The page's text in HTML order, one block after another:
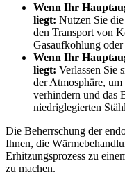
Wenn Ihr
liegt: Nutzen Sie
den Transport von
Gasaufkohlung
Wenn Ihr
liegt: Verlassen Sie
der Atmosphäre,
verhindern und das
niedriglegierten
Die Beherrschung der
Ihnen, die
Erhitzungsprozess zu
zu machen.